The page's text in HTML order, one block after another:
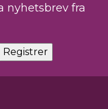
nyhetsbrev fra